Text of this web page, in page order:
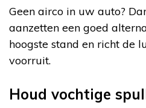
Geen airco in uw auto?
aanzetten een goed
hoogste stand en richt de
voorruit.
Houd vochtige